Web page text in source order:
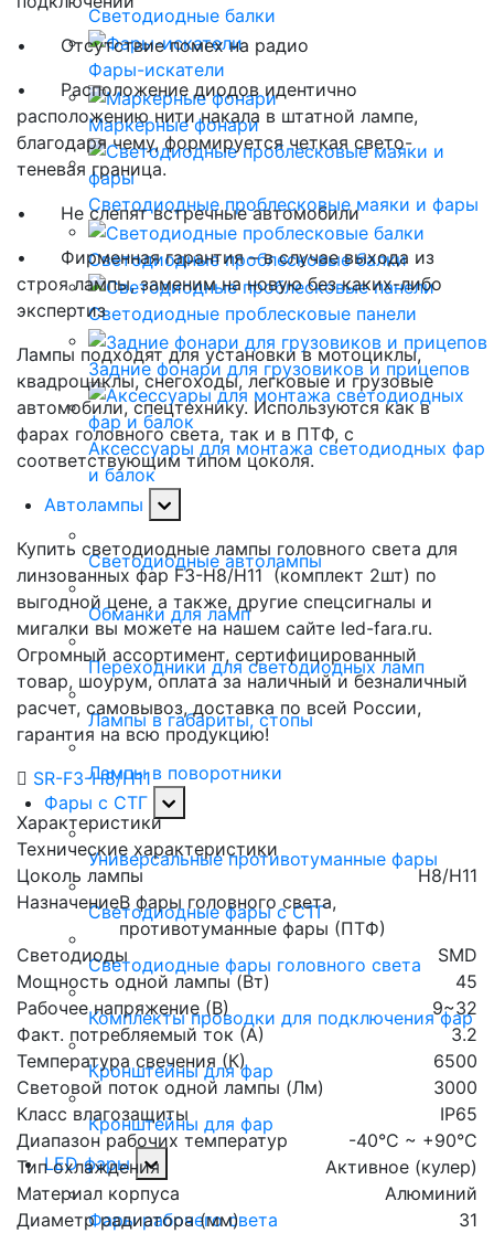
Светодиодные балки
Фары-искатели
Маркерные фонари
Светодиодные проблесковые маяки и фары
Светодиодные проблесковые балки
Светодиодные проблесковые панели
Задние фонари для грузовиков и прицепов
Аксессуары для монтажа светодиодных фар
и балок
Автолампы
Светодиодные автолампы
Обманки для ламп
Переходники для светодиодных ламп
Лампы в габариты, стопы
Лампы в поворотники
Фары с СТГ
Универсальные противотуманные фары
Светодиодные фары с СТГ
Светодиодные фары головного света
Комплекты проводки для подключения фар
Кронштейны для фар
Кронштейны для фар
LED фары
Фары рабочего света
•
Отсутствие помех на радио
•
Расположение диодов идентично
расположению нити накала в штатной лампе,
благодаря чему, формируется четкая свето-
теневая граница.
•
Не слепят встречные автомобили
•
Фирменная гарантия – в случае выхода из
строя лампы, заменим на новую без каких-либо
экспертиз
Лампы подходят для установки в мотоциклы,
квадроциклы, снегоходы, легковые и грузовые
автомобили, спецтехнику. Используются как в
фарах головного света, так и в ПТФ, с
соответствующим типом цоколя.
Купить светодиодные лампы головного света для
линзованных фар F3-H8/H11 (комплект 2шт) по
выгодной цене, а также, другие спецсигналы и
мигалки вы можете на нашем сайте led-fara.ru.
Огромный ассортимент, сертифицированный
товар, шоурум, оплата за наличный и безналичный
расчет, самовывоз, доставка по всей России,
гарантия на всю продукцию!
SR-F3-H8/H11
Характеристики
Технические характеристики
Цоколь лампы
H8/H11
НазначениеВ фары головного света,
противотуманные фары (ПТФ)
Светодиоды
SMD
Мощность одной лампы (Вт)
45
Рабочее напряжение (В)
9~32
Факт. потребляемый ток (А)
3.2
Температура свечения (К)
6500
Световой поток одной лампы (Лм)
3000
Класс влагозащиты
IP65
Диапазон рабочих температур
-40°С ~ +90°С
Тип охлаждения
Активное (кулер)
Материал корпуса
Алюминий
Диаметр радиатора (мм)
31